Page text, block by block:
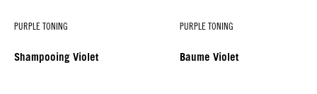
PURPLE TONING
Shampooing Violet
PURPLE TONING
Baume Violet